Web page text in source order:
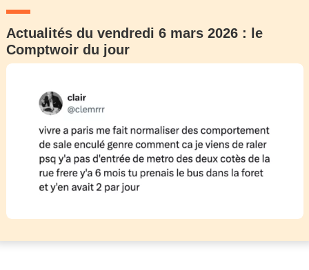
Actualités du vendredi 6 mars 2026 : le
Comptwoir du jour